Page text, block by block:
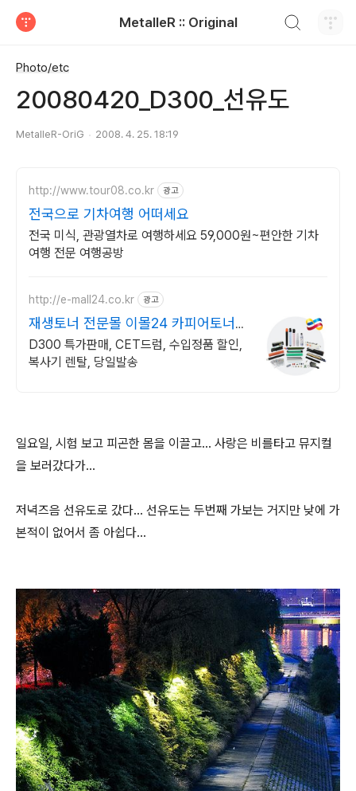
MetalleR :: Original
Photo/etc
20080420_D300_선유도
MetalleR-OriG 2008. 4. 25. 18:19
http://www.tour08.co.kr 광고
전국으로 기차여행 어떠세요
전국 미식, 관광열차로 여행하세요 59,000원~편안한 기차
여행 전문 여행공방
http://e-mall24.co.kr 광고
재생토너 전문몰 이몰24 카피어토너/
부품 전문기업!
D300 특가판매, CET드럼, 수입정품 할인,
복사기 렌탈, 당일발송
일요일, 시험 보고 피곤한 몸을 이끌고... 사랑은 비를타고 뮤지컬
을 보러갔다가...
저녁즈음 선유도로 갔다... 선유도는 두번째 가보는 거지만 낮에 가
본적이 없어서 좀 아쉽다...